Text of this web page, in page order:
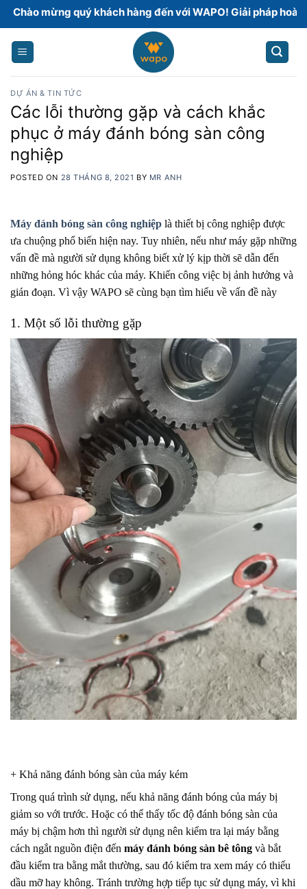
Skip
to
content
mừng quý khách hàng đến với WAPO! Giải pháp hoàn thiện
DỰ ÁN & TIN TỨC
Các lỗi thường gặp và cách khắc
phục ở máy đánh bóng sàn công
nghiệp
POSTED ON 28 THÁNG 8, 2021 BY MR ANH
Máy đánh bóng sàn công nghiệp là thiết bị công nghiệp được
ưa chuộng phổ biến hiện nay. Tuy nhiên, nếu như máy gặp những
vấn đề mà người sử dụng không biết xử lý kịp thời sẽ dẫn đến
những hỏng hóc khác của máy. Khiến công việc bị ảnh hưởng và
gián đoạn. Vì vậy WAPO sẽ cùng bạn tìm hiểu về vấn đề này
1. Một số lỗi thường gặp
+ Khả năng đánh bóng sàn của máy kém
Trong quá trình sử dụng, nếu khả năng đánh bóng của máy bị
giảm so với trước. Hoặc có thể thấy tốc độ đánh bóng sàn của
máy bị chậm hơn thì người sử dụng nên kiểm tra lại máy bằng
cách ngắt nguồn điện đến máy đánh bóng sàn bê tông và bắt
đầu kiểm tra bằng mắt thường, sau đó kiểm tra xem máy có thiếu
dầu mỡ hay không. Tránh trường hợp tiếp tục sử dụng máy, vì khi